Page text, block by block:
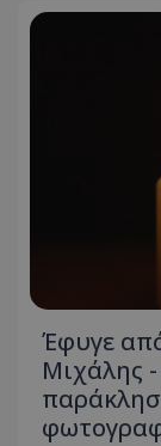
Έφυγε
Μιχάλης -